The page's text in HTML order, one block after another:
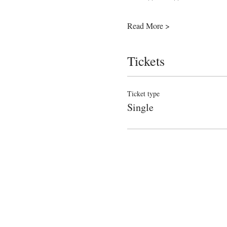
Read More >
Tickets
Ticket type
Single